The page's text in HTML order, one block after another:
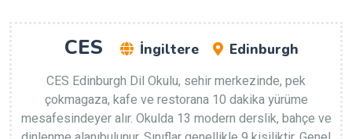
CES İngiltere
Edinburgh
CES Edinburgh Dil Okulu, sehir merkezinde, pek
çokmagaza, kafe ve restorana 10 dakika yürüme
mesafesindeyer alır. Okulda 13 modern derslik, bahçe ve